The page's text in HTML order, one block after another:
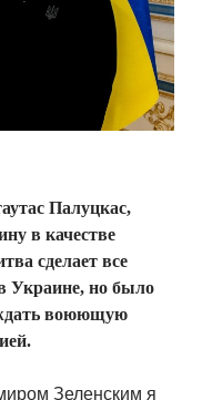
Палуцкас,
в качестве
сделает все
Украине, но было
воюющую
Зеленским я